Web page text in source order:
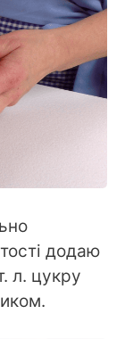
додаю
л. цукру